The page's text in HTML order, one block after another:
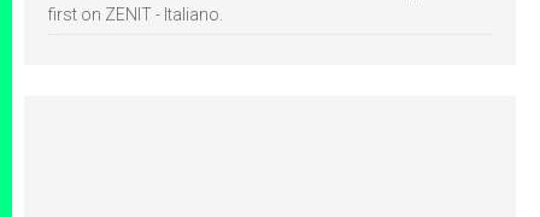
first on ZENIT - Italiano.